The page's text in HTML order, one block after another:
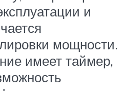
и
мощности.
имеет таймер,